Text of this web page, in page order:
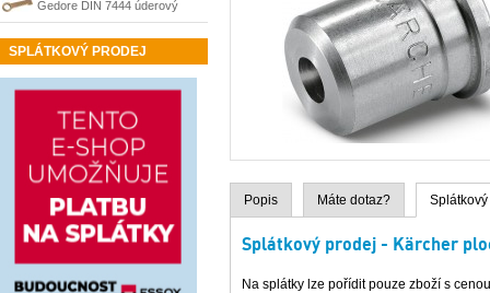
nejiskřivý plochý (palcový) klíč
0100203S
Gedore DIN 7444 úderový
nejiskřivý plochý (palcový) klíč
SPLÁTKOVÝ PRODEJ
Popis Máte dotaz?
Splátkový prodej - Kärcher
Na splátky lze pořídit pouze zboží s